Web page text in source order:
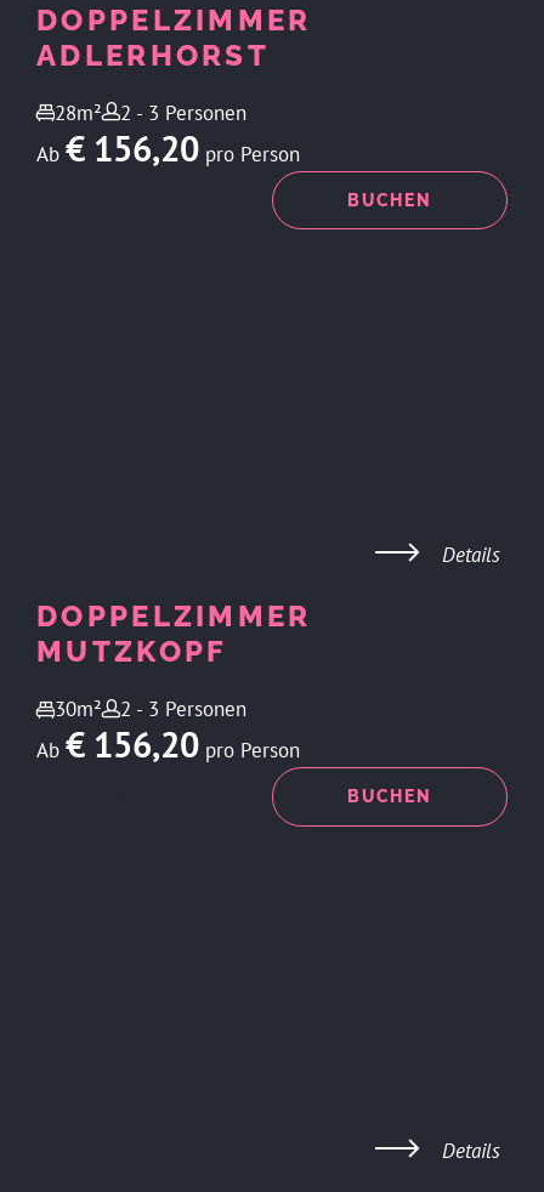
DOPPELZIMMER
ADLERHORST
28m²
2 - 3 Personen
Ab € 156,20 pro Person
BUCHEN
DOPPELZIMMER
MUTZKOPF
30m²
2 - 3 Personen
Ab € 156,20 pro Person
BUCHEN
Details
Details